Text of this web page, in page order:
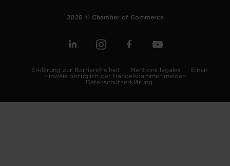
2026 © Chamber of Commerce
Erklärung zur Barrierefreiheit Mentions légales
Einen
Hinweis bezüglich der Handelskammer melden
Datenschutzerklärung